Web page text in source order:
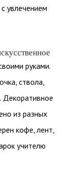
увлечением
руками.
ствола,
Декоративное
из разных
кофе, лент,
учителю